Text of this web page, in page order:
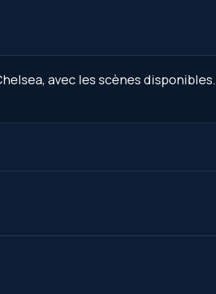
avec les scènes disponibles.